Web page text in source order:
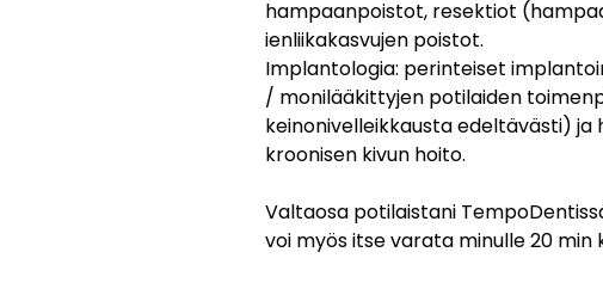
hampaanpoistot, resektiot
ienliikakasvujen poistot.
Implantologia: perinteiset
/ monilääkittyjen potilaiden
keinonivelleikkausta edeltävästi) ja
kroonisen kivun hoito.
Valtaosa potilaistani
voi myös itse varata minulle 20 min